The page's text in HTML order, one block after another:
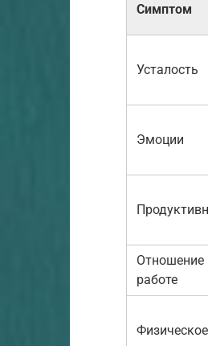
Симптом
Усталость
Эмоции
Отношение
работе
Физическое